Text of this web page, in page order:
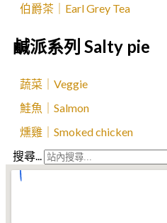
伯爵茶｜Earl Grey Tea
鹹派系列 Salty pie
蔬菜｜Veggie
鮭魚｜Salmon
燻雞｜Smoked chicken
搜尋...